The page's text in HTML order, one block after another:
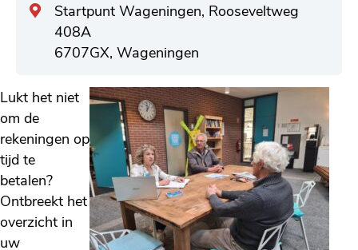
Algemeen
adres
Startpunt Wageningen, Rooseveltweg
408A
6707GX, Wageningen
Lukt het niet
om de
rekeningen op
tijd te
betalen?
Ontbreekt het
overzicht in
uw